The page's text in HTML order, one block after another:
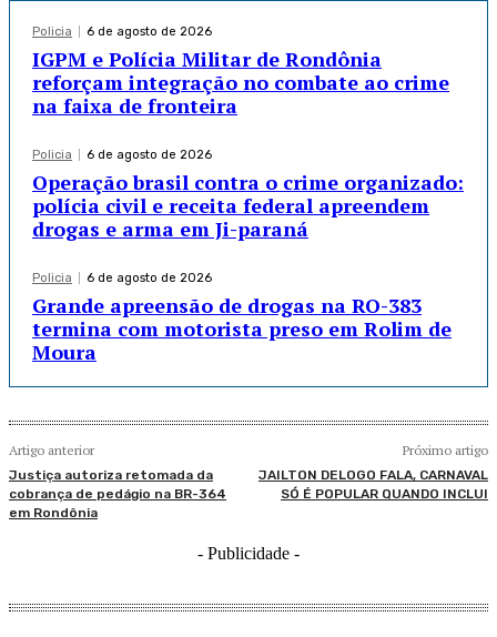
Policia 6 de agosto de 2026
IGPM e Polícia Militar de Rondônia
reforçam integração no combate ao crime
na faixa de fronteira
Policia 6 de agosto de 2026
Operação brasil contra o crime organizado:
polícia civil e receita federal apreendem
drogas e arma em Ji-paraná
Policia 6 de agosto de 2026
Grande apreensão de drogas na RO-383
termina com motorista preso em Rolim de
Moura
Artigo anterior
Justiça autoriza retomada da
cobrança de pedágio na BR-364
em Rondônia
Próximo artigo
JAILTON DELOGO FALA, CARNAVAL
SÓ É POPULAR QUANDO INCLUI
- Publicidade -